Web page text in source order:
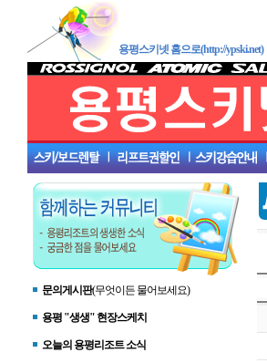
용평스키넷 홈으로(http://ypski.net)
문의게시판(무엇이든 물어보세요)
용평 "생생" 현장스케치
오늘의 용평리조트 소식